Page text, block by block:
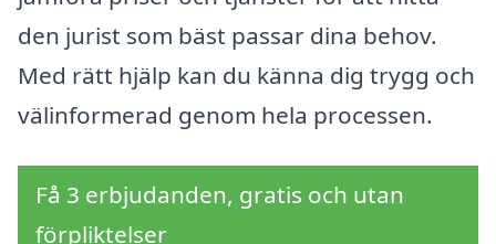
den jurist som bäst passar dina behov.
Med rätt hjälp kan du känna dig trygg och
välinformerad genom hela processen.
Få 3 erbjudanden, gratis och utan
förpliktelser